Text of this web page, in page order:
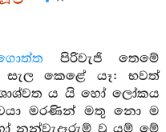
පිරිවැජි තෙමේ
කෙළේ යෑ: භවත්
ය යි හෝ ලෝකය
මරණින් මතු නො ම